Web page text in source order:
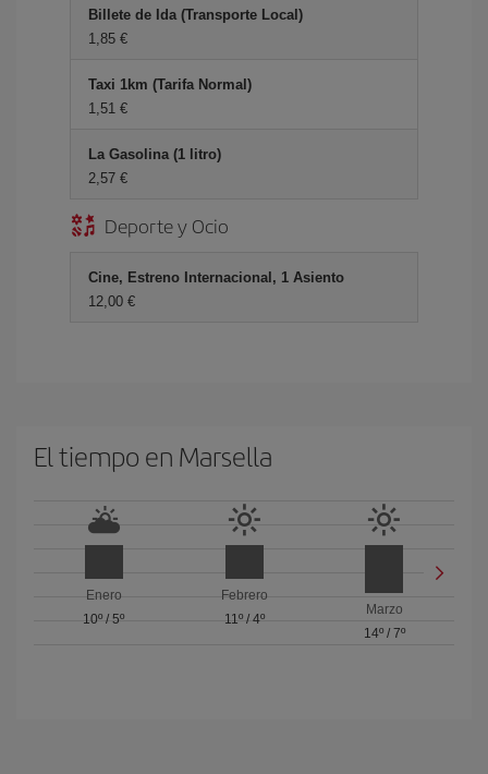
Billete de Ida (Transporte Local)
1,85 €
Taxi 1km (Tarifa Normal)
1,51 €
La Gasolina (1 litro)
2,57 €
Deporte y Ocio
Cine, Estreno Internacional, 1 Asiento
12,00 €
El tiempo en Marsella
Enero
10º /5º
Febrero
11º/ 4º
Marzo
14º/ 7º